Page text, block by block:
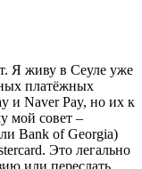
Я живу в Сеуле уже
платёжных
и Naver Pay, но их к
мой совет –
Bank of Georgia)
Это легально
или переслать